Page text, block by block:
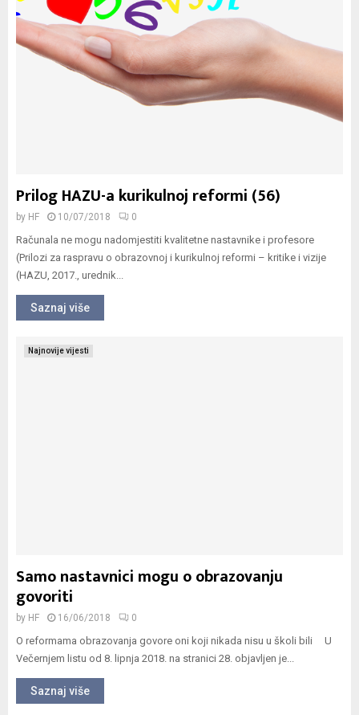
Prilog HAZU-a kurikulnoj reformi (56)
by HF 10/07/2018 0
Računala ne mogu nadomjestiti kvalitetne nastavnike i profesore
(Prilozi za raspravu o obrazovnoj i kurikulnoj reformi – kritike i vizije
(HAZU, 2017., urednik...
Saznaj više
Najnovije vijesti
Samo nastavnici mogu o obrazovanju
govoriti
by HF 16/06/2018 0
O reformama obrazovanja govore oni koji nikada nisu u školi bili U
Večernjem listu od 8. lipnja 2018. na stranici 28. objavljen je...
Saznaj više